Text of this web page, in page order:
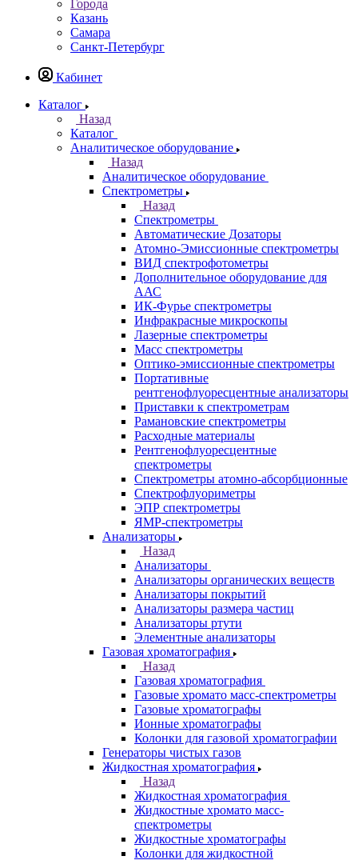
Назад
Города
Казань
Самара
Санкт-Петербург
Кабинет
Аналитическое оборудование
Назад
Аналитическое оборудование
Спектрометры
Назад
Спектрометры
Автоматические Дозаторы
Атомно-Эмиссионные спектрометры
ВИД спектрофотометры
Дополнительное оборудование для
ААС
ИК-Фурье спектрометры
Инфракрасные микроскопы
Лазерные спектрометры
Масс спектрометры
Оптико-эмиссионные спектрометры
Портативные
рентгенофлуоресцентные анализаторы
Приставки к спектрометрам
Рамановские спектрометры
Расходные материалы
Рентгенофлуоресцентные
спектрометры
Спектрометры атомно-абсорбционные
Спектрофлуориметры
ЭПР спектрометры
ЯМР-спектрометры
Анализаторы
Назад
Анализаторы
Анализаторы органических веществ
Анализаторы покрытий
Анализаторы размера частиц
Анализаторы ртути
Элементные анализаторы
Газовая хроматография
Назад
Газовая хроматография
Газовые хромато масс-спектрометры
Газовые хроматографы
Ионные хроматографы
Колонки для газовой хроматографии
Генераторы чистых газов
Жидкостная хроматография